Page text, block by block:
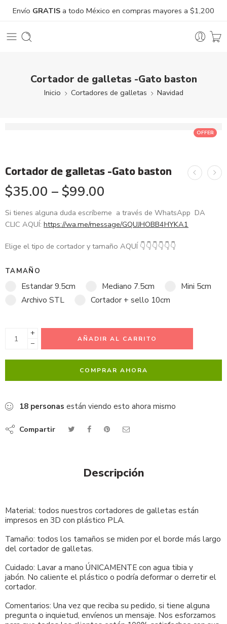
Envío GRATIS a todo México en compras mayores a $1,200
Cortador de galletas -Gato baston
Inicio Cortadores de galletas Navidad
OFFER
Cortador de galletas -Gato baston
$35.00 – $99.00
Si tienes alguna duda escríbeme a través de WhatsApp DA
CLIC AQUÍ: https://wa.me/message/GQUJHOBB4HYKA1
Elige el tipo de cortador y tamaño AQUÍ 👇👇👇👇👇👇
TAMAÑO
Estandar 9.5cm Mediano 7.5cm
Mini 5cm
Archivo STL
Cortador + sello 10cm
+
−
AÑADIR AL CARRITO
COMPRAR AHORA
18 personas están viendo esto ahora mismo
Compartir
Descripción
Material: todos nuestros cortadores de galletas están
impresos en 3D con plástico PLA.
Tamaño: todos los tamaños se miden por el borde más largo
del cortador de galletas.
Cuidado: Lavar a mano ÚNICAMENTE con agua tibia y
jabón. No caliente el plástico o podría deformar o derretir el
cortador.
Comentarios: Una vez que reciba su pedido, si tiene alguna
pregunta o inquietud, envíenos un mensaje. Nos esforzamos